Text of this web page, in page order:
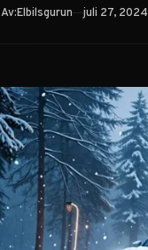
Av:Elbilsgurun Publicerad
juli 27, 2024